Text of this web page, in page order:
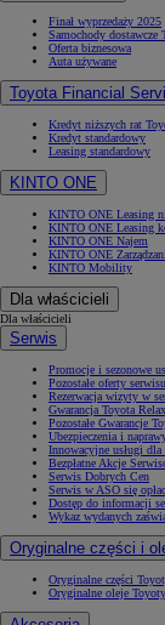
Finał wyprzedaży 2025
Samochody dostawcze
Oferta biznesowa
Auta używane
Toyota Financial
Kredyt niższych rat
Kredyt standardowy
Leasing standardowy
KINTO ONE
KINTO ONE Leasing
KINTO ONE Leasing
KINTO ONE Najem
KINTO ONE
KINTO Mobility
Dla właścicieli
Dla właścicieli
Serwis
Promocje i sezonowe
Pozostałe oferty serwisu
Rezerwacja wizyty w
Gwarancja Toyota Relax
Pozostałe Gwarancje
Ubezpieczenia i
Innowacyjne usługi
Bezpłatne Akcje
Serwis Dobrych Cen
Serwis w ASO się
Dostęp do informacji
Wykaz wydanych
Oryginalne części i
Oryginalne części
Oryginalne oleje Toyoty